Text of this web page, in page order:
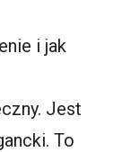
i jak
Jest
To